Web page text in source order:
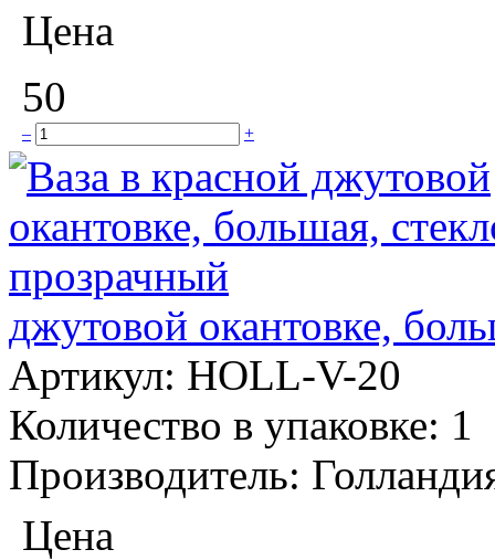
Цена
50
– +
джутовой окантовке,
Артикул: HOLL-V-20
Количество в упаковке: 1
Производитель:
Цена